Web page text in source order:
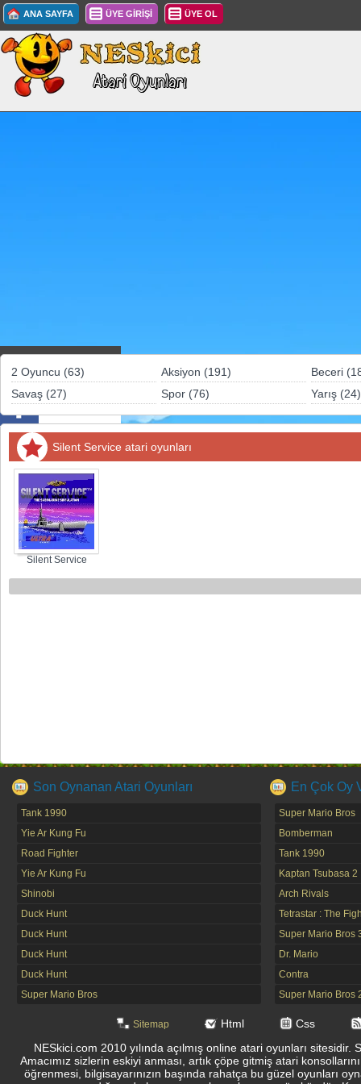
ANA SAYFA ÜYE GİRİŞİ ÜYE OL
Sosyal
Facebook
Twitter
Instagram
Pinterest
2 Oyuncu (63) Aksiyon (191)
Beceri
Savaş (27)
Spor (76) Yarış (24)
Silent Service atari oyunları
Silent Service
Son Oynanan Atari Oyunları
Tank 1990
Yie Ar Kung Fu
Road Fighter
Yie Ar Kung Fu
Shinobi
Duck Hunt
Duck Hunt
Duck Hunt
Duck Hunt
Super Mario Bros
En Çok Oy
Super Mario Bros
Bomberman
Tank 1990
Kaptan Tsubasa 2
Arch Rivals
Tetrastar : The
Super Mario Bros
Dr. Mario
Contra
Super Mario Bros
Sitemap Html
Css
NESkici.com 2010 yılında açılmış online atari oyunları
Amacımız sizlerin eskiyi anması, artık çöpe gitmiş atari
öğrenmesi, bilgisayarınızın başında rahatça bu güzel oyunları